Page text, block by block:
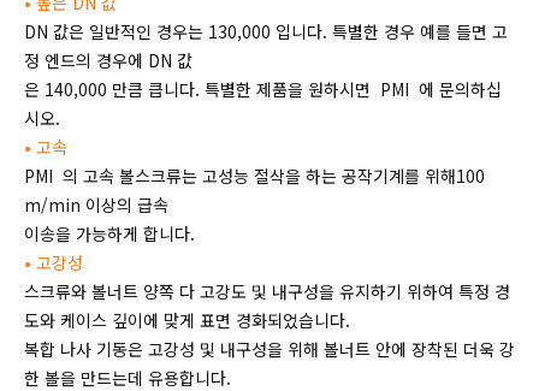
DN 값은 일반적인 경우는 130,000 입니다. 특별한 경우 예를 들면 고
정 엔드의 경우에 DN 값
은 140,000 만큼 큽니다. 특별한 제품을 원하시면 PMI 에 문의하십
시오.
• 고속
PMI 의 고속 볼스크류는 고성능 절삭을 하는 공작기계를 위해100
m/min 이상의 급속
이송을 가능하게 합니다.
• 고강성
스크류와 볼너트 양쪽 다 고강도 및 내구성을 유지하기 위하여 특정 경
도와 케이스 깊이에 맞게 표면 경화되었습니다.
복합 나사 기동은 고강성 및 내구성을 위해 볼너트 안에 장착된 더욱 강
한 볼을 만드는데 유용합니다.